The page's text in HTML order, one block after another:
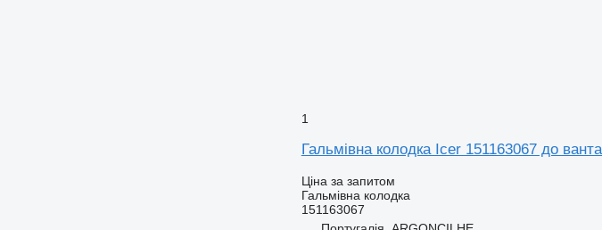
1
Гальмівна колодка Icer 151163067 до
Ціна за запитом
Гальмівна колодка
151163067